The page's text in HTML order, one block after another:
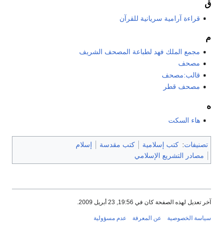
ق
قراءة آرامية سريانية للقرآن
م
مجمع الملك فهد لطباعة المصحف الشريف
مصحف
قالب:مصحف
مصحف قطر
ه
هاء السكت
تصنيفات: كتب إسلامية كتب مقدسة
إسلام
مصادر التشريع الإسلامي
آخر تعديل لهذه الصفحة كان في 19:56, 23 أبريل 2009.
سياسة الخصوصية عن المعرفة عدم مسؤولية